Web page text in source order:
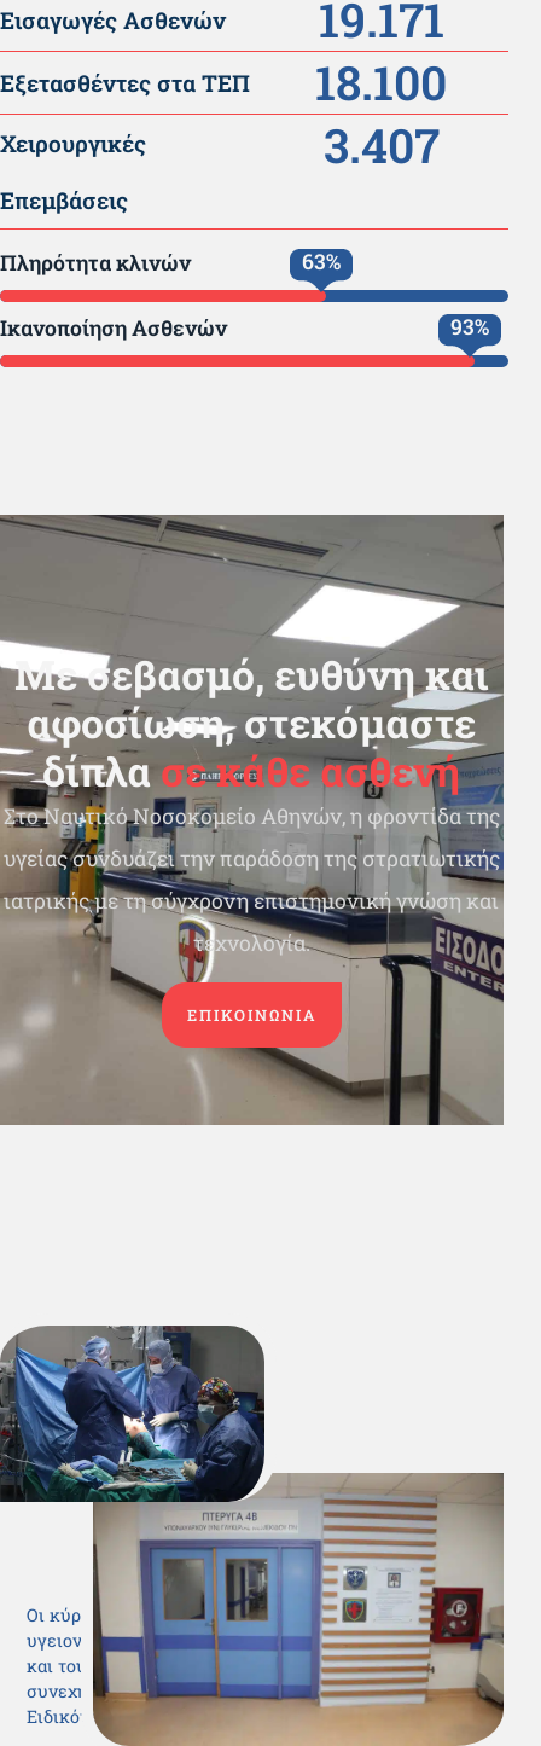
Εισαγωγές Ασθενών 19.171
Εξετασθέντες στα ΤΕΠ 18.100
Χειρουργικές
Επεμβάσεις
3.407
Πληρότητα κλινών 66%
Ικανοποίηση Ασθενών 96%
Με σεβασμό, ευθύνη και
αφοσίωση, στεκόμαστε
δίπλασε κάθε ασθενή
Στο Ναυτικό Νοσοκομείο Αθηνών, η φροντίδα της
υγείας συνδυάζει την παράδοση της στρατιωτικής
ιατρικής με τη σύγχρονη επιστημονική γνώση και
τεχνολογία.
ΕΠΙΚΟΙΝΩΝΙΑ
Δυνατότητες
Οι κύριες λειτουργίες του ΝΝΑ είναι η παροχή
υγειονομικής περίθαλψης στο προσωπικό του ΠΝ
και του ΛΣ-ΕΛ.ΑΚΤ σε ειρήνη και σε πόλεμο, η
συνεχής εκπαίδευση και η επιστημονική έρευνα.
Ειδικότερα: